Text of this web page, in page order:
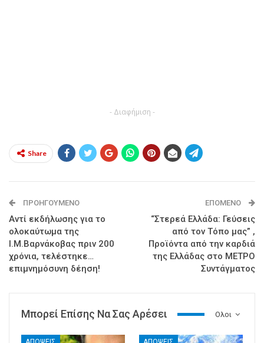
- Διαφήμιση -
Share
ΠΡΟΗΓΟΎΜΕΝΟ
Αντί εκδήλωσης για το
ολοκαύτωμα της
Ι.Μ.Βαρνάκοβας πριν 200
χρόνια, τελέστηκε…
επιμνημόσυνη δέηση!
ΕΠΌΜΕΝΟ
“Στερεά Ελλάδα: Γεύσεις
από τον Τόπο μας” ,
Προϊόντα από την καρδιά
της Ελλάδας στο ΜΕΤΡΟ
Συντάγματος
Ολοι
Μπορεί Επίσης Να Σας Αρέσει